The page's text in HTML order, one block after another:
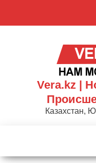
Vera.kz |
Казахстан,